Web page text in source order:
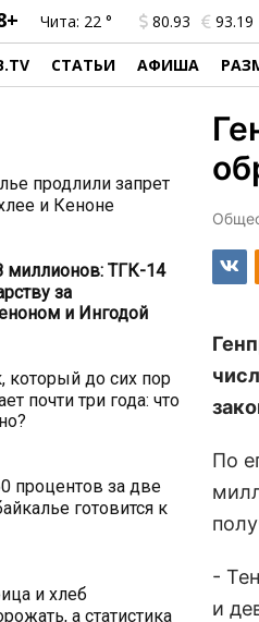
Чита: 22 ° 80.93 93.19
СТАТЬИ АФИША
продлили запрет
и Кеноне
миллионов: ТГК-14
за
и Ингодой
который до сих пор
почти три года: что
процентов за две
готовится к
и хлеб
а статистика
По
-
и